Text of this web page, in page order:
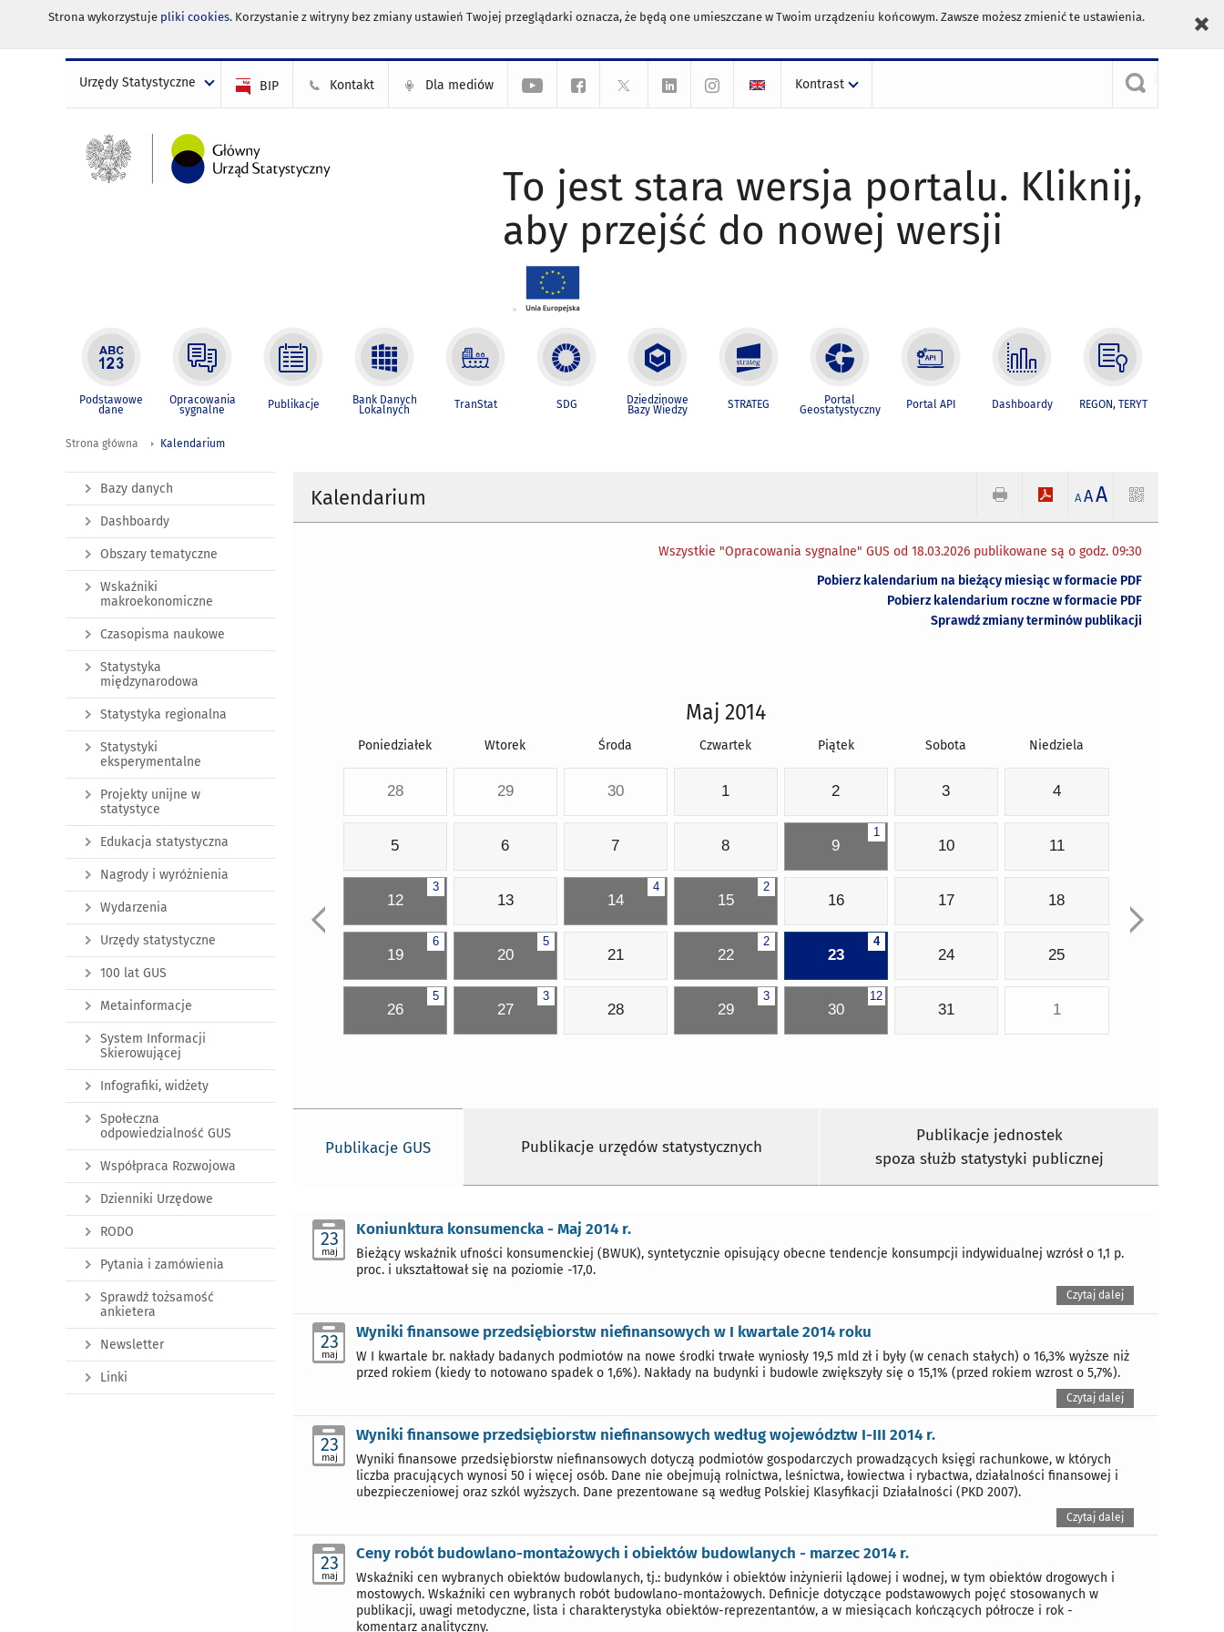
Strona wykorzystuje pliki cookies. Korzystanie z witryny bez zmiany ustawień Twojej przeglądarki oznacza, że będą one umieszczane w Twoim urządzeniu końcowym. Zawsze możesz zmienić te ustawienia.
Urzędy Statystyczne BIP Kontakt Dla mediów Kontrast
To jest stara wersja portalu. Kliknij,
aby przejść do nowej wersji
Podstawowe
dane
Opracowania
sygnalne Publikacje Bank Danych
Lokalnych TranStat SDG Dziedzinowe
Bazy Wiedzy STRATEG Portal
Geostatystyczny Portal API Dashboardy REGON, TERYT
Strona główna Kalendarium
Kalendarium A AA
Wszystkie "Opracowania sygnalne" GUS od 18.03.2026 publikowane są o godz. 09:30
Pobierz kalendarium na bieżący miesiąc w formacie PDF
Pobierz kalendarium roczne w formacie PDF
Sprawdź zmiany terminów publikacji
Maj 2014
Poniedziałek Wtorek Środa Czwartek Piątek Sobota Niedziela
28 29 30 1 2 3 4
5 6 7 8
1
9 10 11
3
12 13
4
14
2
15 16 17 18
6
19
5
20 21
2
22
4
23 24 25
5
26
3
27 28
3
29
12
30 31 1
Publikacje GUS Publikacje urzędów statystycznych
Publikacje jednostek
spoza służb statystyki publicznej
23
maj
Koniunktura konsumencka - Maj 2014 r.
Bieżący wskaźnik ufności konsumenckiej (BWUK), syntetycznie opisujący obecne tendencje konsumpcji indywidualnej wzrósł o 1,1 p.
proc. i ukształtował się na poziomie -17,0.
Czytaj dalej
23
maj
Wyniki finansowe przedsiębiorstw niefinansowych w I kwartale 2014 roku
W I kwartale br. nakłady badanych podmiotów na nowe środki trwałe wyniosły 19,5 mld zł i były (w cenach stałych) o 16,3% wyższe niż
przed rokiem (kiedy to notowano spadek o 1,6%). Nakłady na budynki i budowle zwiększyły się o 15,1% (przed rokiem wzrost o 5,7%).
Czytaj dalej
23
maj
Wyniki finansowe przedsiębiorstw niefinansowych według województw I-III 2014 r.
Wyniki finansowe przedsiębiorstw niefinansowych dotyczą podmiotów gospodarczych prowadzących księgi rachunkowe, w których
liczba pracujących wynosi 50 i więcej osób. Dane nie obejmują rolnictwa, leśnictwa, łowiectwa i rybactwa, działalności finansowej i
ubezpieczeniowej oraz szkól wyższych. Dane prezentowane są według Polskiej Klasyfikacji Działalności (PKD 2007).
Czytaj dalej
23
maj
Ceny robót budowlano-montażowych i obiektów budowlanych - marzec 2014 r.
Wskaźniki cen wybranych obiektów budowlanych, tj.: budynków i obiektów inżynierii lądowej i wodnej, w tym obiektów drogowych i
mostowych. Wskaźniki cen wybranych robót budowlano-montażowych. Definicje dotyczące podstawowych pojęć stosowanych w
publikacji, uwagi metodyczne, lista i charakterystyka obiektów-reprezentantów, a w miesiącach kończących półrocze i rok -
komentarz analityczny.
Bazy danych
Dashboardy
Obszary tematyczne
Wskaźniki
makroekonomiczne
Czasopisma naukowe
Statystyka
międzynarodowa
Statystyka regionalna
Statystyki
eksperymentalne
Projekty unijne w
statystyce
Edukacja statystyczna
Nagrody i wyróżnienia
Wydarzenia
Urzędy statystyczne
100 lat GUS
Metainformacje
System Informacji
Skierowującej
Infografiki, widżety
Społeczna
odpowiedzialność GUS
Współpraca Rozwojowa
Dzienniki Urzędowe
RODO
Pytania i zamówienia
Sprawdź tożsamość
ankietera
Newsletter
Linki